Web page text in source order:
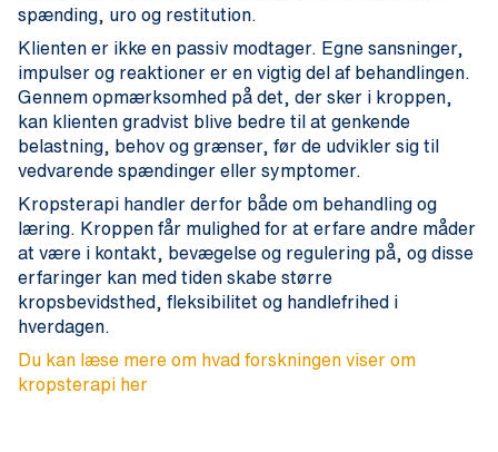
spænding, uro og restitution.
Klienten er ikke en passiv modtager. Egne sansninger,
impulser og reaktioner er en vigtig del af behandlingen.
Gennem opmærksomhed på det, der sker i kroppen,
kan klienten gradvist blive bedre til at genkende
belastning, behov og grænser, før de udvikler sig til
vedvarende spændinger eller symptomer.
Kropsterapi handler derfor både om behandling og
læring. Kroppen får mulighed for at erfare andre måder
at være i kontakt, bevægelse og regulering på, og disse
erfaringer kan med tiden skabe større
kropsbevidsthed, fleksibilitet og handlefrihed i
hverdagen.
Du kan læse mere om hvad forskningen viser om
kropsterapi her